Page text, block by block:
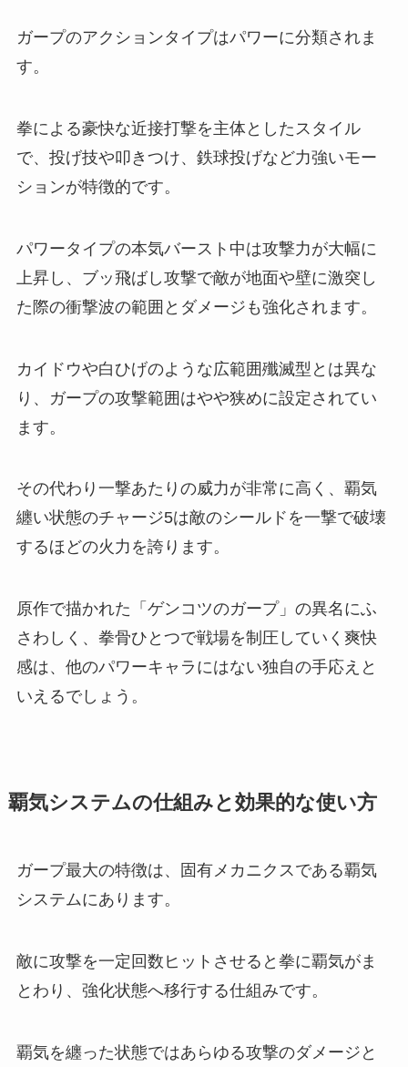
ガープのアクションタイプはパワーに分類されま
す。
拳による豪快な近接打撃を主体としたスタイル
で、投げ技や叩きつけ、鉄球投げなど力強いモー
ションが特徴的です。
パワータイプの本気バースト中は攻撃力が大幅に
上昇し、ブッ飛ばし攻撃で敵が地面や壁に激突し
た際の衝撃波の範囲とダメージも強化されます。
カイドウや白ひげのような広範囲殲滅型とは異な
り、ガープの攻撃範囲はやや狭めに設定されてい
ます。
その代わり一撃あたりの威力が非常に高く、覇気
纏い状態のチャージ5は敵のシールドを一撃で破壊
するほどの火力を誇ります。
原作で描かれた「ゲンコツのガープ」の異名にふ
さわしく、拳骨ひとつで戦場を制圧していく爽快
感は、他のパワーキャラにはない独自の手応えと
いえるでしょう。
覇気システムの仕組みと効果的な使い方
ガープ最大の特徴は、固有メカニクスである覇気
システムにあります。
敵に攻撃を一定回数ヒットさせると拳に覇気がま
とわり、強化状態へ移行する仕組みです。
覇気を纏った状態ではあらゆる攻撃のダメージと